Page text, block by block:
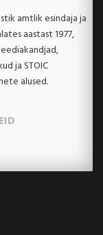
amtlik esindaja ja
aastast 1977,
ja STOIC
alused.